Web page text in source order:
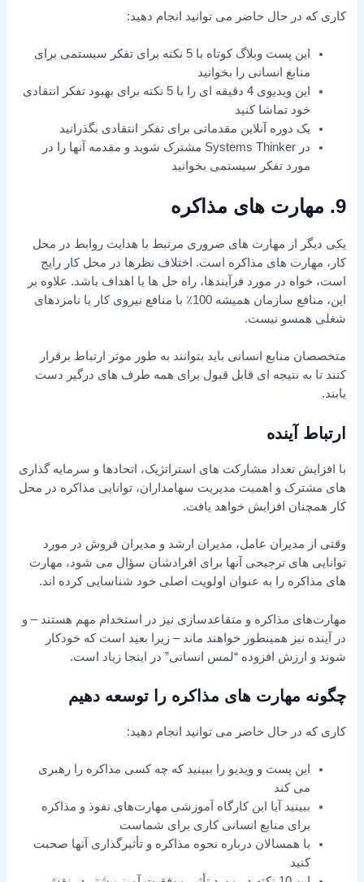
کاری که در حال حاضر می توانید انجام دهید:
این پست وبلاگ کوتاه با 5 نکته برای تفکر سیستمی برای
منابع انسانی را بخوانید
این ویدیوی 4 دقیقه ای را با 5 نکته برای بهبود تفکر انتقادی
خود تماشا کنید
یک دوره آنلاین مقدماتی برای تفکر انتقادی بگذرانید
در Systems Thinker مشترک شوید و مقدمه آنها را در
مورد تفکر سیستمی بخوانید
9. مهارت های مذاکره
یکی دیگر از مهارت های ضروری مرتبط با هدایت روابط در محل
کار، مهارت های مذاکره است. اختلاف نظرها در محل کار رایج
است، خواه در مورد فرآیندها، راه حل ها یا اهداف باشد. علاوه بر
این، منافع سازمان همیشه 100٪ با منافع نیروی کار یا نامزدهای
شغلی همسو نیست.
متخصصان منابع انسانی باید بتوانند به طور موثر ارتباط برقرار
کنند تا به نتیجه ای قابل قبول برای همه طرف های درگیر دست
یابند.
ارتباط آینده
با افزایش تعداد مشارکت های استراتژیک، اتحادها و سرمایه گذاری
های مشترک و اهمیت مدیریت سهامداران، توانایی مذاکره در محل
کار همچنان افزایش خواهد یافت.
وقتی از مدیران عامل، مدیران ارشد و مدیران فروش در مورد
توانایی های ترجیحی آنها برای افرادشان سؤال می شود، مهارت
های مذاکره را به عنوان اولویت اصلی خود شناسایی کرده اند.
مهارت‌های مذاکره و متقاعدسازی نیز در استخدام مهم هستند – و
در آینده نیز همینطور خواهند ماند – زیرا بعید است که خودکار
شوند و ارزش افزوده “لمس انسانی” در اینجا زیاد است.
چگونه مهارت های مذاکره را توسعه دهیم
کاری که در حال حاضر می توانید انجام دهید:
این پست و ویدیو را ببینید که چه کسی مذاکره را رهبری
می کند
ببینید آیا این کارگاه آموزشی مهارت‌های نفوذ و مذاکره
برای منابع انسانی کاری برای شماست
با همسالان درباره نحوه مذاکره و تأثیرگذاری آنها صحبت
کنید